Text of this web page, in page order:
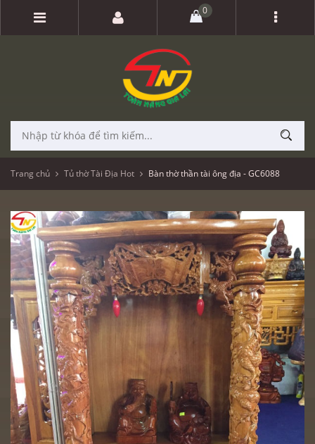
0
Trang chủ Tủ thờ Tài Địa Hot Bàn thờ thần tài ông địa - GC6088